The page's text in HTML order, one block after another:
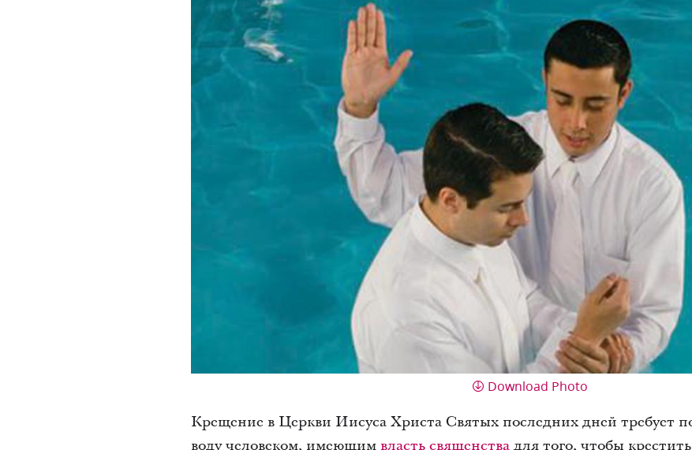
Download Photo
Крещение в Церкви Иисуса Христа Святых последних дней требует
воду человеком, имеющим власть священствадля того, чтобы